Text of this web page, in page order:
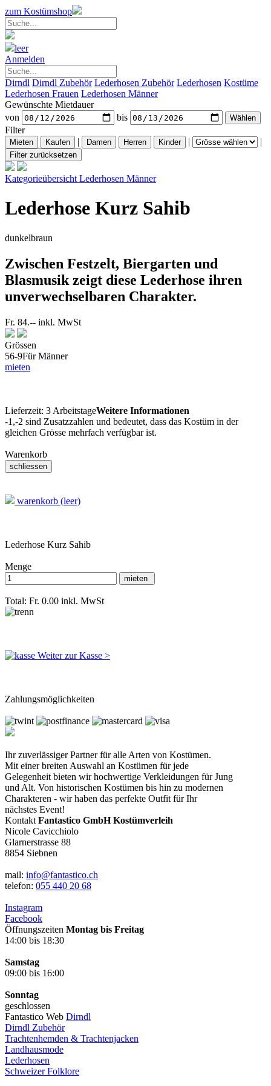
zum Kostümshop
leer
Anmelden
Dirndl Dirndl Zubehör Lederhosen Zubehör Lederhosen Kostüme
Lederhosen Frauen Lederhosen Männer
Gewünschte Mietdauer
von
bis
Filter
|
| |
Kategorieübersicht Lederhosen Männer
Lederhose Kurz Sahib
dunkelbraun
Zwischen Festzelt, Biergarten und
Blasmusik zeigt diese Lederhose ihren
unverwechselbaren Charakter.
Fr. 84.-- inkl. MwSt
Grössen
56-9Für Männer
mieten
Lieferzeit: 3 ArbeitstageWeitere Informationen
-1,-2 sind Zusatzzahlen und bedeutet, dass das Kostüm in der
gleichen Grösse mehrfach verfügbar ist.
Warenkorb
warenkorb (leer)
Lederhose Kurz Sahib
Menge
Total: Fr. 0.00 inkl. MwSt
Weiter zur Kasse >
Zahlungsmöglichkeiten
Ihr zuverlässiger Partner für alle Arten von Kostümen.
Mit einer breiten Auswahl an Kostümen für jede
Gelegenheit bieten wir hochwertige Verkleidungen für Jung
und Alt. Von historischen Kostümen bis hin zu modernen
Charakteren - wir haben das perfekte Outfit für Ihr
nächstes Event!
Kontakt Fantastico GmbH Kostümverleih
Nicole Cavicchiolo
Glarnerstrasse 88
8854 Siebnen
mail: info@fantastico.ch
telefon: 055 440 20 68
Instagram
Facebook
Öffnungszeiten Montag bis Freitag
14:00 bis 18:30
Samstag
09:00 bis 16:00
Sonntag
geschlossen
Fantastico Web Dirndl
Dirndl Zubehör
Trachtenhemden & Trachtenjacken
Landhausmode
Lederhosen
Schweizer Folklore